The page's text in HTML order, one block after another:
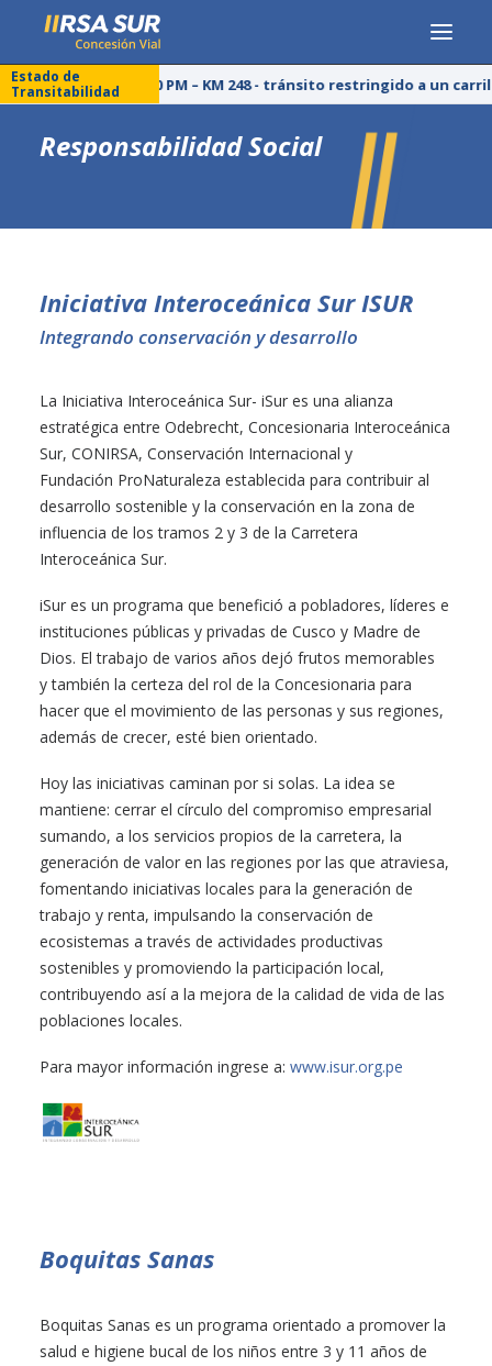
SERVICIOS
PUBLICACIONES
LÍNEA DE ÉTICA
Estado de
Transitabilidad
25/07/26 – 03:00 PM – KM 248 - tránsito restringido a un
Responsabilidad Social
Iniciativa Interoceánica Sur ISUR
Integrando conservación y desarrollo
La Iniciativa Interoceánica Sur- iSur es una alianza
estratégica entre Odebrecht, Concesionaria Interoceánica
Sur, CONIRSA, Conservación Internacional y
Fundación ProNaturaleza establecida para contribuir al
desarrollo sostenible y la conservación en la zona de
influencia de los tramos 2 y 3 de la Carretera
Interoceánica Sur.
iSur es un programa que benefició a pobladores, líderes e
instituciones públicas y privadas de Cusco y Madre de
Dios. El trabajo de varios años dejó frutos memorables
y también la certeza del rol de la Concesionaria para
hacer que el movimiento de las personas y sus regiones,
además de crecer, esté bien orientado.
Hoy las iniciativas caminan por si solas. La idea se
mantiene: cerrar el círculo del compromiso empresarial
sumando, a los servicios propios de la carretera, la
generación de valor en las regiones por las que atraviesa,
fomentando iniciativas locales para la generación de
trabajo y renta, impulsando la conservación de
ecosistemas a través de actividades productivas
sostenibles y promoviendo la participación local,
contribuyendo así a la mejora de la calidad de vida de las
poblaciones locales.
Para mayor información ingrese a: www.isur.org.pe
Boquitas Sanas
Boquitas Sanas es un programa orientado a promover la
salud e higiene bucal de los niños entre 3 y 11 años de